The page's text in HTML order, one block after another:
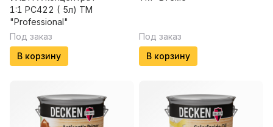
1:1 PC422 ( 5л) ТМ
"Professional"
Под заказ
В корзину
Под заказ
В корзину